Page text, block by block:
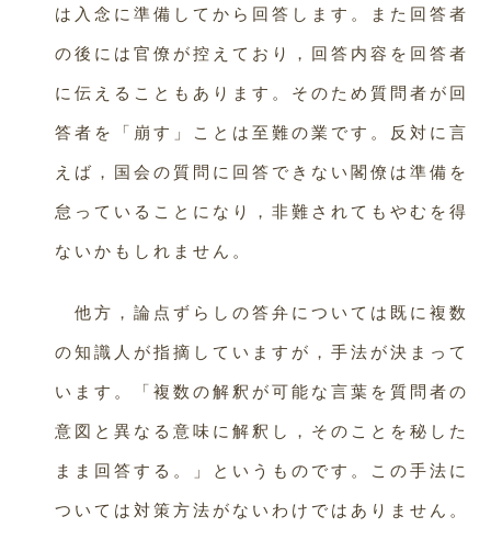
は入念に準備してから回答します。また回答者
の後には官僚が控えており，回答内容を回答者
に伝えることもあります。そのため質問者が回
答者を「崩す」ことは至難の業です。反対に言
えば，国会の質問に回答できない閣僚は準備を
怠っていることになり，非難されてもやむを得
ないかもしれません。
他方，論点ずらしの答弁については既に複数
の知識人が指摘していますが，手法が決まって
います。「複数の解釈が可能な言葉を質問者の
意図と異なる意味に解釈し，そのことを秘した
まま回答する。」というものです。この手法に
ついては対策方法がないわけではありません。